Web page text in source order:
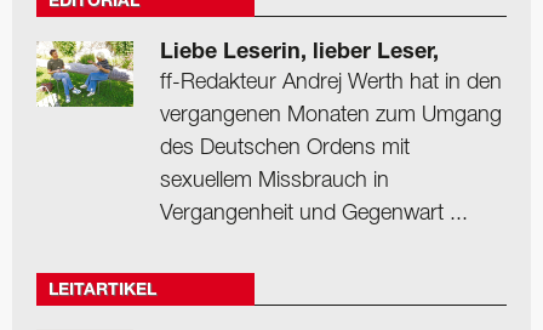
Liebe Leserin, lieber Leser,
ff-Redakteur Andrej Werth hat in den
vergangenen Monaten zum Umgang
des Deutschen Ordens mit
sexuellem Missbrauch in
Vergangenheit und Gegenwart ...
LEITARTIKEL